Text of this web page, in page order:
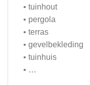
• tuinhout
• pergola
• terras
• gevelbekleding
• tuinhuis
• …